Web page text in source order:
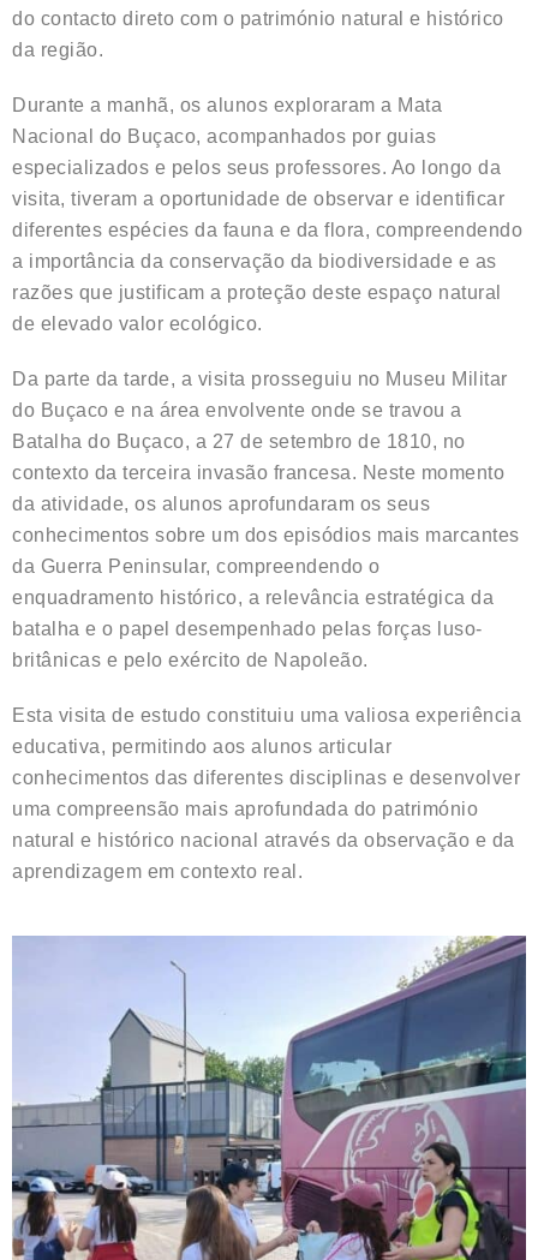
do contacto direto com o património natural e histórico
da região.
Durante a manhã, os alunos exploraram a Mata
Nacional do Buçaco, acompanhados por guias
especializados e pelos seus professores. Ao longo da
visita, tiveram a oportunidade de observar e identificar
diferentes espécies da fauna e da flora, compreendendo
a importância da conservação da biodiversidade e as
razões que justificam a proteção deste espaço natural
de elevado valor ecológico.
Da parte da tarde, a visita prosseguiu no Museu Militar
do Buçaco e na área envolvente onde se travou a
Batalha do Buçaco, a 27 de setembro de 1810, no
contexto da terceira invasão francesa. Neste momento
da atividade, os alunos aprofundaram os seus
conhecimentos sobre um dos episódios mais marcantes
da Guerra Peninsular, compreendendo o
enquadramento histórico, a relevância estratégica da
batalha e o papel desempenhado pelas forças luso-
britânicas e pelo exército de Napoleão.
Esta visita de estudo constituiu uma valiosa experiência
educativa, permitindo aos alunos articular
conhecimentos das diferentes disciplinas e desenvolver
uma compreensão mais aprofundada do património
natural e histórico nacional através da observação e da
aprendizagem em contexto real.